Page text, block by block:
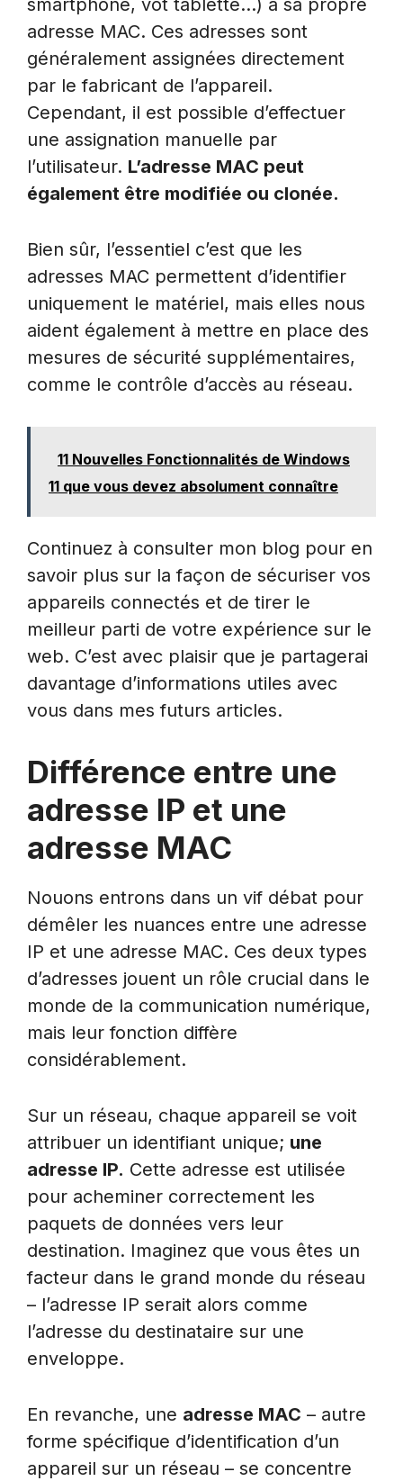
smartphone, vot tablette…) a sa propre
adresse MAC. Ces adresses sont
généralement assignées directement
par le fabricant de l’appareil.
Cependant, il est possible d’effectuer
une assignation manuelle par
l’utilisateur. L’adresse MAC peut
également être modifiée ou clonée.
Bien sûr, l’essentiel c’est que les
adresses MAC permettent d’identifier
uniquement le matériel, mais elles nous
aident également à mettre en place des
mesures de sécurité supplémentaires,
comme le contrôle d’accès au réseau.
11 Nouvelles Fonctionnalités de Windows
11 que vous devez absolument connaître
Continuez à consulter mon blog pour en
savoir plus sur la façon de sécuriser vos
appareils connectés et de tirer le
meilleur parti de votre expérience sur le
web. C’est avec plaisir que je partagerai
davantage d’informations utiles avec
vous dans mes futurs articles.
Différence entre une
adresse IP et une
adresse MAC
Nouons entrons dans un vif débat pour
démêler les nuances entre une adresse
IP et une adresse MAC. Ces deux types
d’adresses jouent un rôle crucial dans le
monde de la communication numérique,
mais leur fonction diffère
considérablement.
Sur un réseau, chaque appareil se voit
attribuer un identifiant unique; une
adresse IP. Cette adresse est utilisée
pour acheminer correctement les
paquets de données vers leur
destination. Imaginez que vous êtes un
facteur dans le grand monde du réseau
– l’adresse IP serait alors comme
l’adresse du destinataire sur une
enveloppe.
En revanche, une adresse MAC – autre
forme spécifique d’identification d’un
appareil sur un réseau – se concentre